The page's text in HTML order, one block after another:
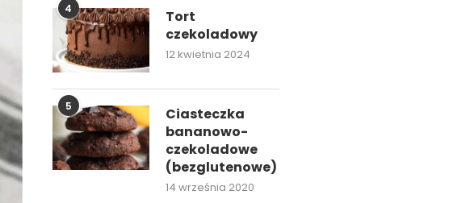
4
Tort
czekoladowy
12 kwietnia 2024
5
Ciasteczka
bananowo-
czekoladowe
(bezglutenowe)
14 września 2020